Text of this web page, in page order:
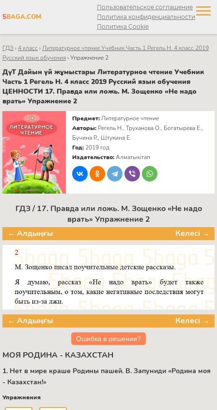
5BAGA.COM
Пользовательское соглашение
Политика конфиденциальности
Политика Cookie
ГДЗ ›4 класс ›Литературное чтение Учебник Часть 1 Регель Н. 4 класс 2019
Русский язык обучения›Упражнение 2
ДүТ Дайын үй жұмыстары Литературное чтение Учебник
Часть 1 Регель Н. 4 класс 2019 Русский язык обучения
ЦЕННОСТИ 17. Правда или ложь. М. Зощенко «Не надо
врать» Упражнение 2
Предмет:Литературное чтение
Авторы: Регель Н., Труханова О., Богатырева Е.,
Бучина Р., Штукина Е.
Год: 2019 год
Издательство:Алматыкітап
ГДЗ / 17. Правда или ложь. М. Зощенко «Не надо
врать» Упражнение 2
← Алдыңғы
Келесі →
← Алдыңғы Келесі →
Ошибка в решении?
МОЯ РОДИНА - КАЗАХСТАН
1. Нет в мире краше Родины пашей. B. Запуниди «Родина моя
- Казахстан!»
Упражнения